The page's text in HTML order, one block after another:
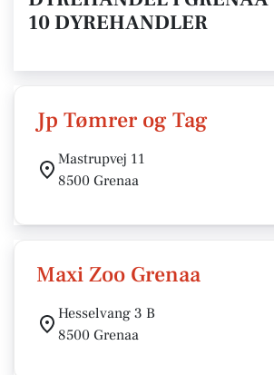
10 DYREHANDLER
Jp Tømrer og Tag
Mastrupvej 11
8500 Grenaa
Maxi Zoo Grenaa
Hesselvang 3 B
8500 Grenaa